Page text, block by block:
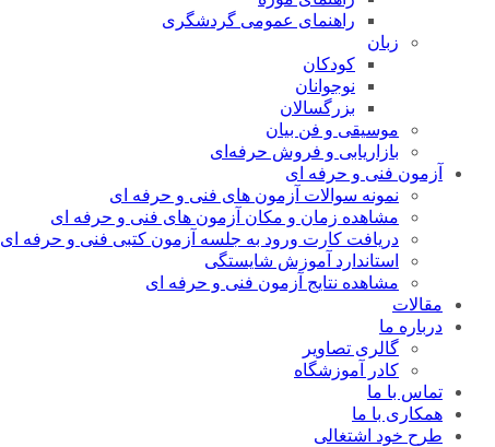
راهنمای عمومی گردشگری
زبان
کودکان
نوجوانان
بزرگسالان
موسیقی و فن بیان
بازاریابی و فروش حرفه‌ای
آزمون فنی و حرفه ای
نمونه سوالات آزمون های فنی و حرفه ای
مشاهده زمان و مکان آزمون های فنی و حرفه ای
دریافت کارت ورود به جلسه آزمون کتبی فنی و حرفه ای
استاندارد آموزش شایستگی
مشاهده نتایج آزمون فنی و حرفه ای
مقالات
درباره ما
گالری تصاویر
کادر آموزشگاه
تماس با ما
همکاری با ما
طرح خود اشتغالی